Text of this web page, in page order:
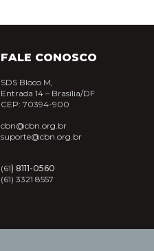
FALE CONOSCO
SDS Bloco M,
Entrada 14 – Brasília/DF
CEP: 70394-900
cbn@cbn.org.br
suporte@cbn.org.br
(61) 8111-0560
(61) 3321 8557